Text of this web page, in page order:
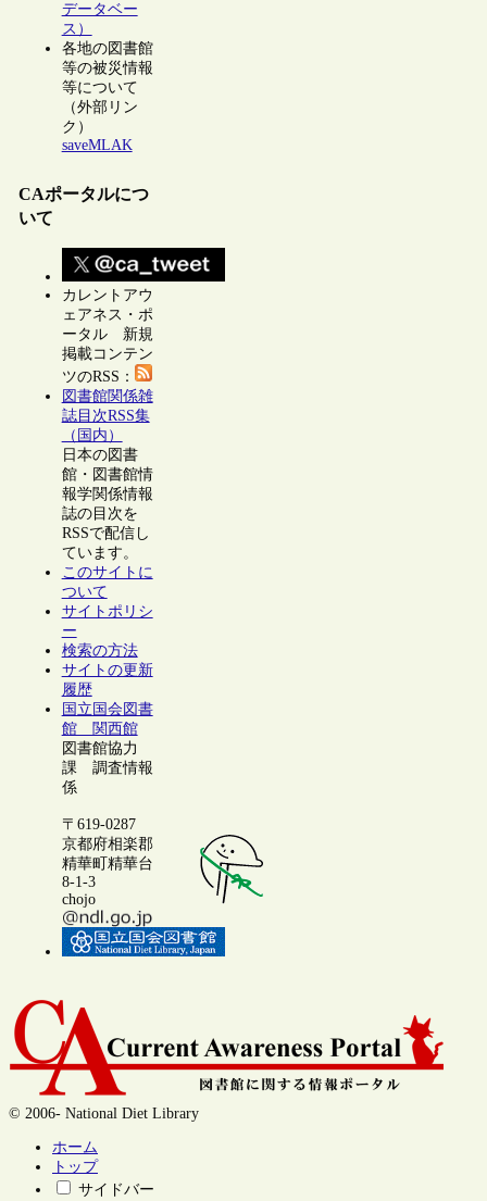
データベー
ス）
各地の図書館
等の被災情報
等について
（外部リン
ク）
saveMLAK
CAポータルにつ
いて
カレントアウ
ェアネス・ポ
ータル 新規
掲載コンテン
ツのRSS：
図書館関係雑
誌目次RSS集
（国内）
日本の図書
館・図書館情
報学関係情報
誌の目次を
RSSで配信し
ています。
このサイトに
ついて
サイトポリシ
ー
検索の方法
サイトの更新
履歴
国立国会図書
館 関西館
図書館協力
課 調査情報
係
〒619-0287
京都府相楽郡
精華町精華台
8-1-3
chojo
© 2006- National Diet Library
ホーム
トップ
サイドバー